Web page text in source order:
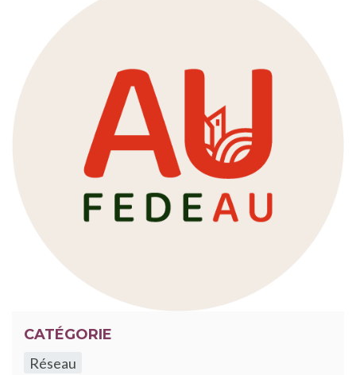
CATÉGORIE
Réseau